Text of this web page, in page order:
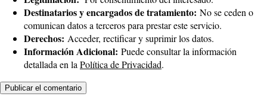
Destinatarios y encargados de tratamiento: No se ceden o
comunican datos a terceros para prestar este servicio.
Derechos: Acceder, rectificar y suprimir los datos.
Información Adicional: Puede consultar la información
detallada en la Política de Privacidad.